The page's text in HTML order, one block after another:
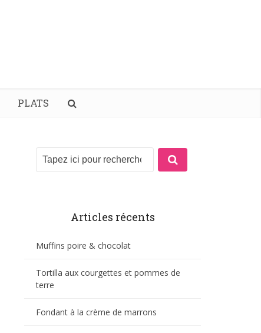
PLATS
Articles récents
Muffins poire & chocolat
Tortilla aux courgettes et pommes de
terre
Fondant à la crème de marrons